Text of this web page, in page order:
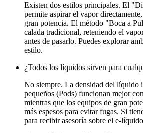
Existen dos estilos principales. El
permite aspirar el vapor
gran potencia. El método "Boca a
calada tradicional, reteniendo el
antes de pasarlo. Puedes explorar
estilo.
¿Todos los líquidos sirven para
No siempre. La densidad del líquido
pequeños (Pods) funcionan mejor
mientras que los equipos de gran
más espesos para evitar fugas. Si
para recibir asesoría sobre el e-